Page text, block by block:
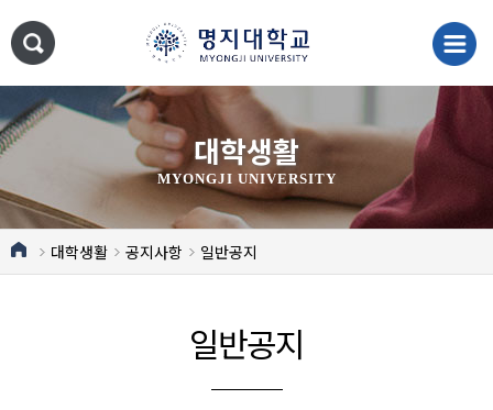
대학생활
MYONGJI UNIVERSITY
대학생활 공지사항 일반공지
일반공지